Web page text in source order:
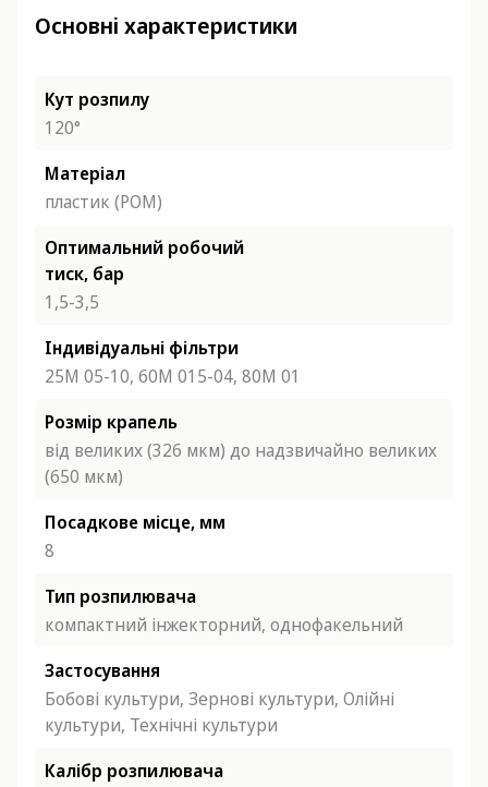
Основні характеристики
Кут розпилу
120°
Матеріал
пластик (POM)
Оптимальний робочий
тиск, бар
1,5-3,5
Індивідуальні фільтри
25М 05-10, 60М 015-04, 80М 01
Розмір крапель
від великих (326 мкм) до надзвичайно великих
(650 мкм)
Посадкове місце, мм
8
Тип розпилювача
компактний інжекторний, однофакельний
Застосування
Бобові культури, Зернові культури, Олійні
культури, Технічні культури
Калібр розпилювача